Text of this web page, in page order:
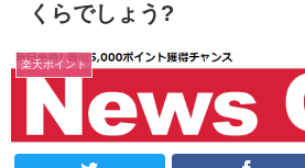
くらでしょう?
楽天ポイント